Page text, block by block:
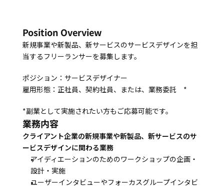
ENGLISH 日本語
Position Overview
新規事業や新製品、新サービスのサービスデザインを担
当するフリーランサーを募集します。
ポジション：サービスデザイナー
雇用形態：正社員、契約社員、または、業務委託　*
*副業として実施されたい方もご応募可能です。
業務内容
クライアント企業の新規事業や新製品、新サービスのサ
ービスデザインに関わる業務
アイディエーションのためのワークショップの企画・
設計・実施
ユーザーインタビューやフォーカスグループインタビ